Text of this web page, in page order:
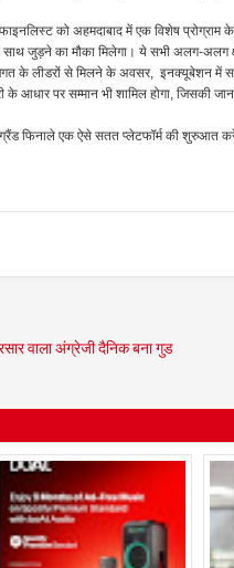
को अहमदाबाद में एक विशेष प्रोग्राम
जुड़ने का मौका मिलेगा। ये सभी अलग-अलग
जगत के लीडरों से मिलने के अवसर, इनक्यूबेशन
आधार पर सम्मान भी शामिल होगा, जिसकी
फिनाले एक ऐसे सतत प्लेटफॉर्म की शुरुआत करेगा
वाला अंग्रेजी दैनिक बना गुड